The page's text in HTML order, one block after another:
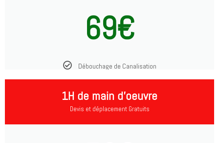
69€
Débouchage de Canalisation
1H de main d'oeuvre
Devis et déplacement Gratuits